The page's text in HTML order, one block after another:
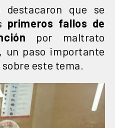
destacaron que se
primeros fallos de
por maltrato
un paso importante
este tema.